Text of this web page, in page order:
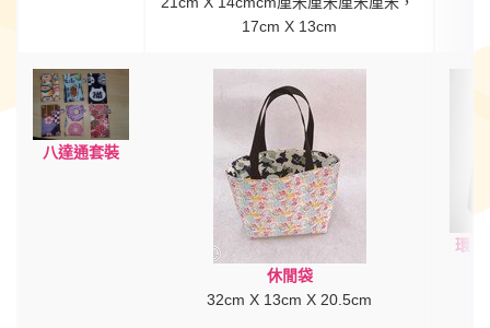
17cm X 13cm
八達通套裝
休閒袋
32cm X 13cm X 20.5cm
環保